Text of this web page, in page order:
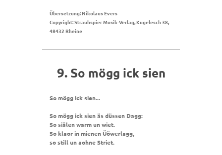
Übersetzung: Nikolaus Evers
Copyright: Strauhspier Musik-Verlag, Kugelesch 38,
48432 Rheine
9. So mögg ick sien
So mögg ick sien...
So mögg ick sien äs düssen Dagg:
So siälen warm un wiet.
So klaor in mienen Üöwerlagg,
so still un aohne Striet.